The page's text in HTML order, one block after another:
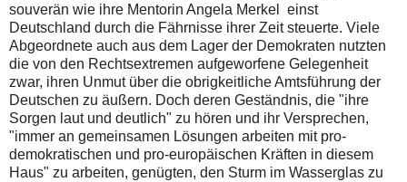
souverän wie ihre Mentorin Angela Merkel einst
Deutschland durch die Fährnisse ihrer Zeit steuerte. Viele
Abgeordnete auch aus dem Lager der Demokraten nutzten
die von den Rechtsextremen aufgeworfene Gelegenheit
zwar, ihren Unmut über die obrigkeitliche Amtsführung der
Deutschen zu äußern. Doch deren Geständnis, die "ihre
Sorgen laut und deutlich" zu hören und ihr Versprechen,
"immer an gemeinsamen Lösungen arbeiten mit pro-
demokratischen und pro-europäischen Kräften in diesem
Haus" zu arbeiten, genügten, den Sturm im Wasserglas zu